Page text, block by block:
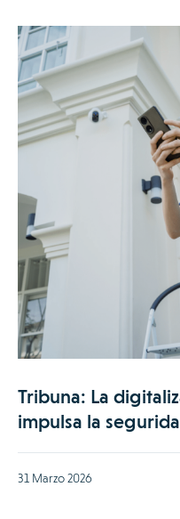
Tribuna: La
impulsa la
31 Marzo 2026